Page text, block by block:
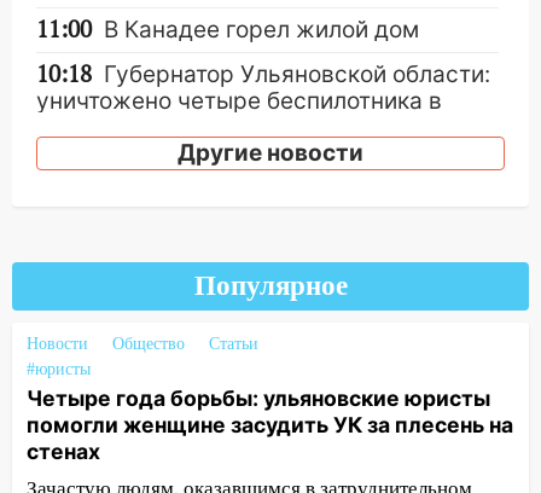
11:00 В Канадее горел жилой дом
10:18 Губернатор Ульяновской области:
уничтожено четыре беспилотника в
10:00 В Ульяновске дотла сгорел
наркодилеров, снабжавших две области
09:25 Вынесли приговор дебоширам,
избившим мужчину в трамвае
08:27
Ульяновская полиция получила
один из шести уникальных автомобилей
в России
07:02 Жара отступит: какой будет
Другие новости
Популярное
Новости Общество
Статьи
#юристы
Четыре года борьбы: ульяновские юристы
помогли женщине засудить УК за плесень на
стенах